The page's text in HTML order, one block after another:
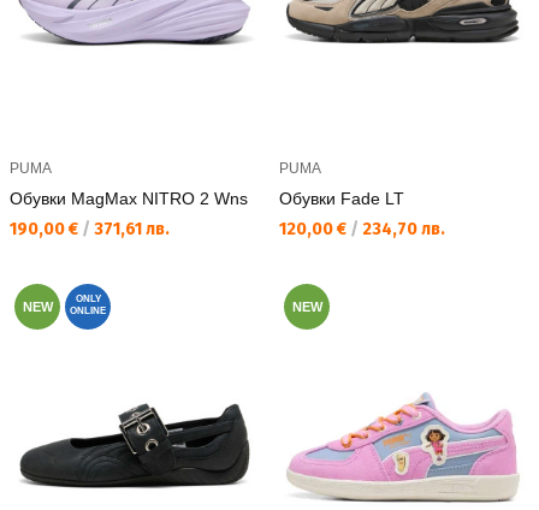
PUMA
Обувки MagMax NITRO 2 Wns
Текуща цена:
190,00 € / 371,61 лв.
PUMA
Обувки Fade LT
Текуща цена:
120,00 € / 234,70 лв.
NEW
ONLY
ONLINE
NEW